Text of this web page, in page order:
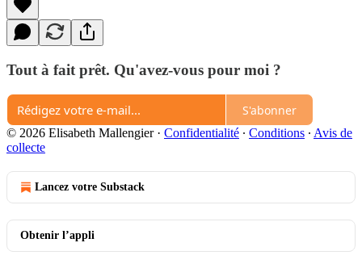
Tout à fait prêt. Qu'avez-vous pour moi ?
S'abonner
© 2026 Elisabeth Mallengier· Confidentialité ∙ Conditions ∙ Avis de
collecte
Lancez votre Substack
Obtenir l’appli